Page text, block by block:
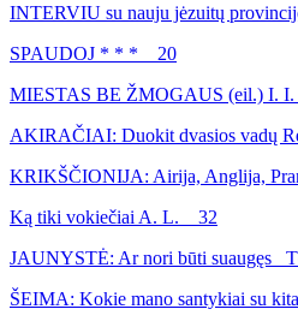
INTERVIU su nauju jėzuitų
SPAUDOJ * * * 20
MIESTAS BE ŽMOGAUS (eil.) I.
AKIRAČIAI: Duokit dvasios vadų
KRIKŠČIONIJA: Airija, Anglija,
Ką tiki vokiečiai A. L. 32
JAUNYSTĖ: Ar nori būti suaugęs
ŠEIMA: Kokie mano santykiai su